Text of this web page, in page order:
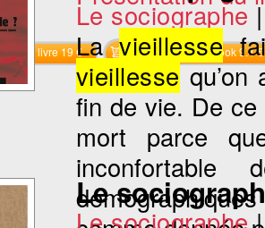
le livre 19 € Commander l'Ebook 9.4 €
Le sociographe
Lavieillesse
vieillessequ’on
fin de vie. De
mort parce
Le